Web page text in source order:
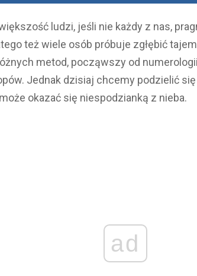
ludzi, jeśli nie każdy z nas,
też wiele osób próbuje zgłębić
metod, począwszy od
Jednak dzisiaj chcemy podzielić
okazać się niespodzianką z nieba.
ad